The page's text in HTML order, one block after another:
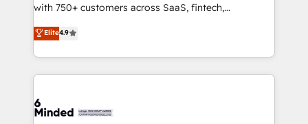
projects • Clients in 30+ industries • Proprietary
technology for integrations • Multilingual team:
English, Spanish, Portuguese & Italian 👉 Grow
smarter with AI and HubSpot.
with 750+ customers across SaaS, fintech,
healthcare, real estate, and other industries. With
150+ HubSpot-certified experts, we deliver scalable
solutions to complex GTM and RevOps challenges.
Our Expertise 🔹 Onboarding & Implementation:
tailored to your GTM motion. 🔹 Migrations:
Elite4.9